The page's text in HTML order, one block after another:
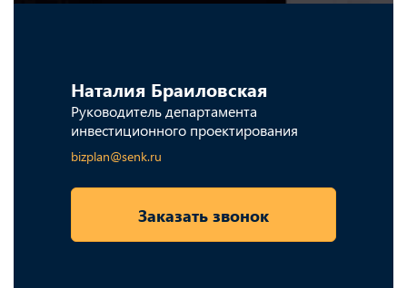
Наталия Браиловская
Руководитель департамента
инвестиционного проектирования
bizplan@senk.ru
Заказать звонок